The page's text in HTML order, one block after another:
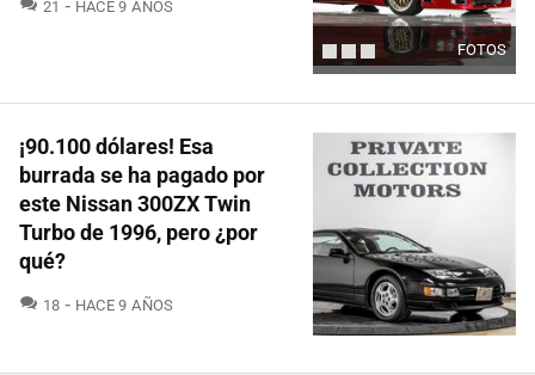
FOTOS
21 HACE 9 AÑOS
¡90.100 dólares! Esa
burrada se ha pagado por
este Nissan 300ZX Twin
Turbo de 1996, pero ¿por
qué?
18 COMENTARIOS
HACE 9 AÑOS